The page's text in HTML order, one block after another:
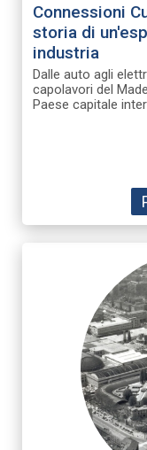
Connessioni
storia di
industria
Dalle auto agli
capolavori del
Paese capitale